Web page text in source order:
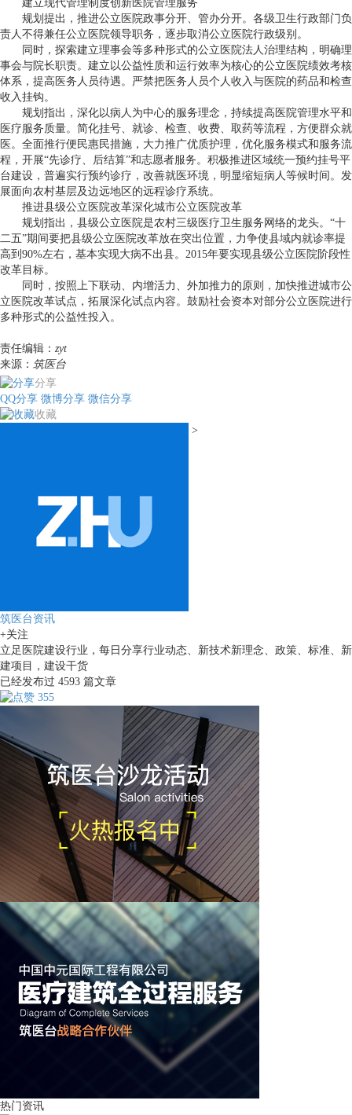
建立现代管理制度创新医院管理服务
规划提出，推进公立医院政事分开、管办分开。各级卫生行政部门负
责人不得兼任公立医院领导职务，逐步取消公立医院行政级别。
同时，探索建立理事会等多种形式的公立医院法人治理结构，明确理
事会与院长职责。建立以公益性质和运行效率为核心的公立医院绩效考核
体系，提高医务人员待遇。严禁把医务人员个人收入与医院的药品和检查
收入挂钩。
规划指出，深化以病人为中心的服务理念，持续提高医院管理水平和
医疗服务质量。简化挂号、就诊、检查、收费、取药等流程，方便群众就
医。全面推行便民惠民措施，大力推广优质护理，优化服务模式和服务流
程，开展“先诊疗、后结算”和志愿者服务。积极推进区域统一预约挂号平
台建设，普遍实行预约诊疗，改善就医环境，明显缩短病人等候时间。发
展面向农村基层及边远地区的远程诊疗系统。
推进县级公立医院改革深化城市公立医院改革
规划指出，县级公立医院是农村三级医疗卫生服务网络的龙头。“十
二五”期间要把县级公立医院改革放在突出位置，力争使县域内就诊率提
高到90%左右，基本实现大病不出县。2015年要实现县级公立医院阶段性
改革目标。
同时，按照上下联动、内增活力、外加推力的原则，加快推进城市公
立医院改革试点，拓展深化试点内容。鼓励社会资本对部分公立医院进行
多种形式的公益性投入。
责任编辑： zyt
来源： 筑医台
分享
QQ分享 微博分享 微信分享
收藏
>
筑医台资讯
+关注
立足医院建设行业，每日分享行业动态、新技术新理念、政策、标准、新
建项目，建设干货
已经发布过 4593 篇文章
355
热门资讯